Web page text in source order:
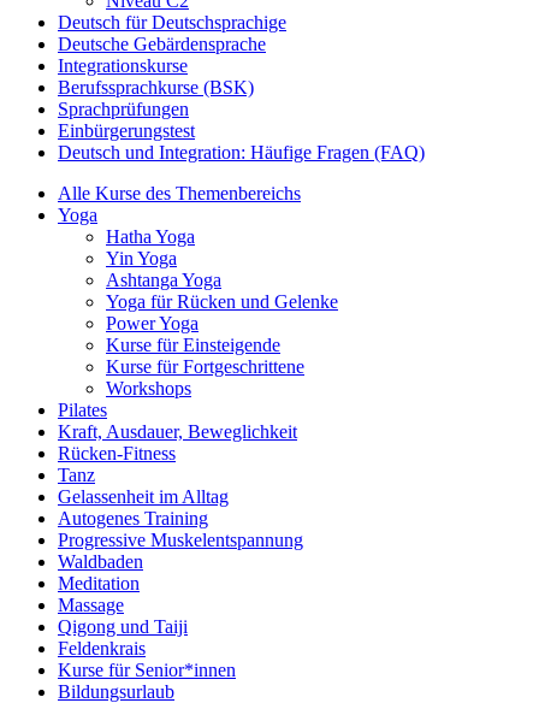
Deutsch für Deutschsprachige
Deutsche Gebärdensprache
Integrationskurse
Berufssprachkurse (BSK)
Sprachprüfungen
Einbürgerungstest
Deutsch und Integration: Häufige Fragen (FAQ)
Alle Kurse des Themenbereichs
Yoga
Hatha Yoga
Yin Yoga
Ashtanga Yoga
Yoga für Rücken und Gelenke
Power Yoga
Kurse für Einsteigende
Kurse für Fortgeschrittene
Workshops
Pilates
Kraft, Ausdauer, Beweglichkeit
Rücken-Fitness
Tanz
Gelassenheit im Alltag
Autogenes Training
Progressive Muskelentspannung
Waldbaden
Meditation
Massage
Qigong und Taiji
Feldenkrais
Kurse für Senior*innen
Bildungsurlaub